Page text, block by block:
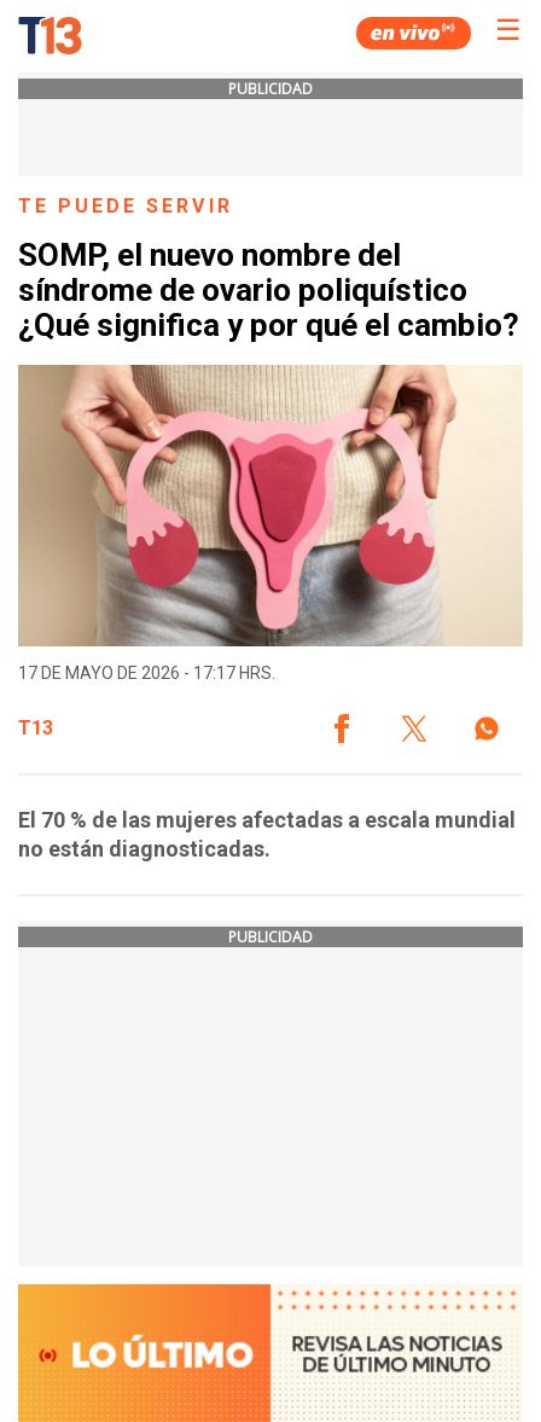
☰
PUBLICIDAD
TE PUEDE SERVIR
SOMP, el nuevo nombre del
síndrome de ovario poliquístico
¿Qué significa y por qué el cambio?
17 DE MAYO DE 2026 - 17:17 HRS.
T13
El 70 % de las mujeres afectadas a escala mundial
no están diagnosticadas.
PUBLICIDAD